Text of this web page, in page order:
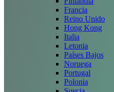
Francia
Reino Unido
Hong Kong
Italia
Letonia
Países Bajos
Noruega
Portugal
Polonia